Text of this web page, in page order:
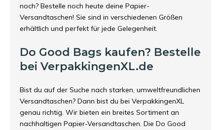
noch? Bestelle noch heute deine Papier-
Versandtaschen! Sie sind in verschiedenen Größen
erhältlich und perfekt für jede Gelegenheit.
Do Good Bags kaufen? Bestelle
bei VerpakkingenXL.de
Bist du auf der Suche nach starken, umweltfreundlichen
Versandtaschen? Dann bist du bei VerpakkingenXL
genau richtig. Wir bieten ein breites Sortiment an
nachhaltigen Papier-Versandtaschen. Die Do Good